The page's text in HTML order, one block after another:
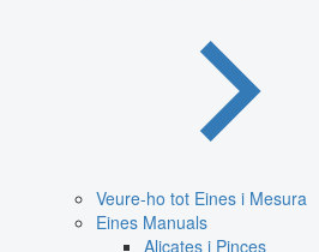
Veure-ho tot Eines i Mesura
Eines Manuals
Alicates i Pinces